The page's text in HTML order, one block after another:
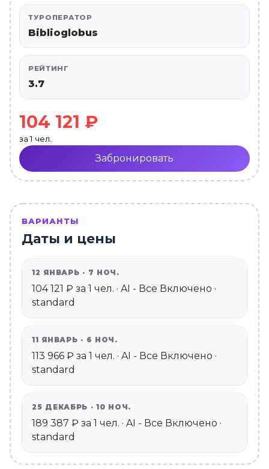
ТУРОПЕРАТОР
Biblioglobus
РЕЙТИНГ
3.7
104 121 ₽
за 1 чел.
Забронировать
ВАРИАНТЫ
Даты и цены
12 ЯНВАРЬ · 7 НОЧ.
104 121 ₽ за 1 чел. · AI - Все Включено ·
standard
11 ЯНВАРЬ · 6 НОЧ.
113 966 ₽ за 1 чел. · AI - Все Включено ·
standard
25 ДЕКАБРЬ · 10 НОЧ.
189 387 ₽ за 1 чел. · AI - Все Включено ·
standard